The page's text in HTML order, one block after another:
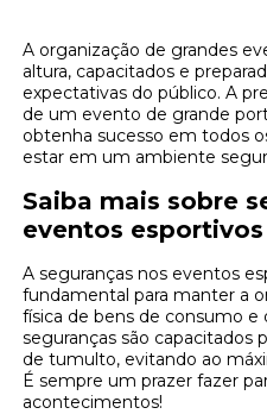
A organização de grandes
altura, capacitados e
expectativas do público. A
de um evento de grande
obtenha sucesso em todos
estar em um ambiente
Saiba mais sobre
eventos
A seguranças nos eventos
fundamental para manter a
física de bens de consumo e
seguranças são capacitados
de tumulto, evitando ao
É sempre um prazer fazer
acontecimentos!